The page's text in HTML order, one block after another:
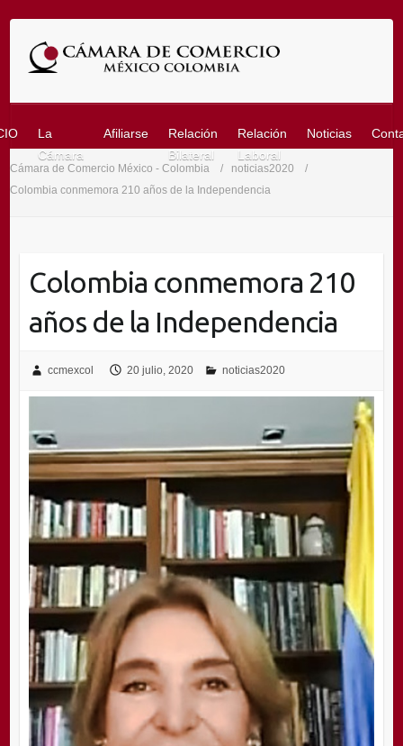
contenido
La
Cámara
Afiliarse
Relación
Bilateral
Relación
Laboral
Noticias
Cámara de Comercio México - Colombia
noticias2020
Colombia conmemora 210 años de la Independencia
Colombia conmemora 210
años de la Independencia
ccmexcol 20 julio, 2020 noticias2020